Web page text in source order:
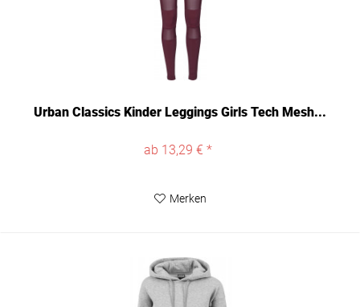
Urban Classics Kinder Leggings Girls Tech Mesh...
ab 13,29 € *
Merken